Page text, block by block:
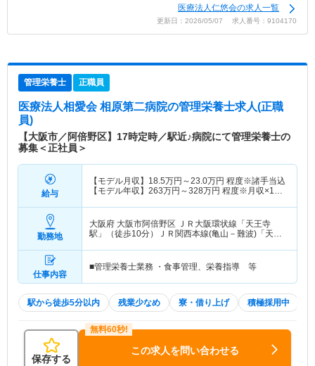
医療法人仁悠会の求人一覧
更新日：2026/05/07 求人番号：9104170
管理栄養士 正職員
医療法人相愛会 相原第二病院の管理栄養士求人(正職
員)
【大阪市／阿倍野区】17時定時／駅近♪病院にて管理栄養士の
募集＜正社員＞
給与
【モデル月収】 18.5万円～23.0万円 程度※諸手当込
【モデル年収】 263万円～328万円 程度※月収×12
勤務地
大阪府 大阪市阿倍野区 ＪＲ大阪環状線「天王寺
駅」（徒歩10分）ＪＲ関西本線(亀山－難波)「天王
仕事内容
■管理栄養士業務 ・食事管理、栄養指導 等
駅から徒歩5分以内 残業少なめ 寮・借り上げ 積極採用中
保存する
この求人を問い合わせる